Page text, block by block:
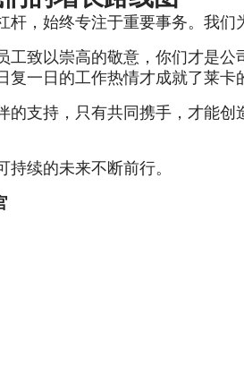
，始终专注于重要事务。我们
工致以崇高的敬意，你们才是
一日的工作热情才成就了莱卡
的支持，只有共同携手，才能
续的未来不断前行。